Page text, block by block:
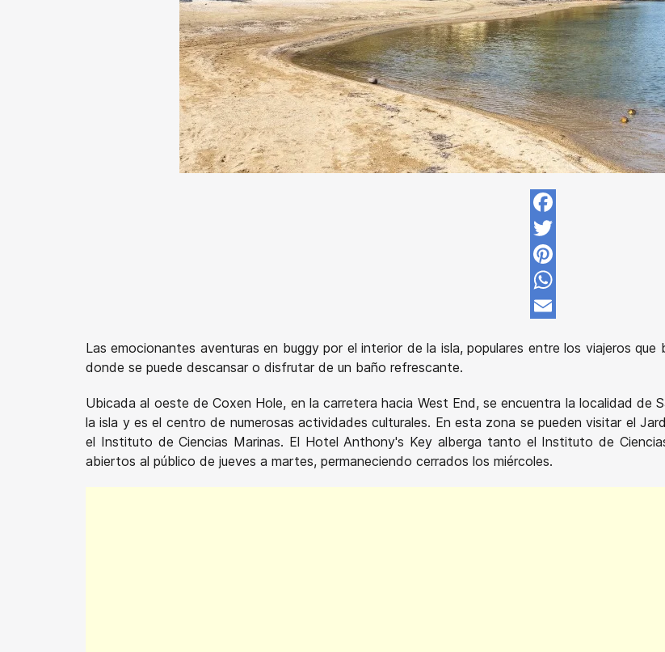
Facebook
Twitter
Pinterest
WhatsApp
Las emocionantes aventuras en buggy por el interior de la isla, populares entre los viajeros que
donde se puede descansar o disfrutar de un baño refrescante.
Ubicada al oeste de Coxen Hole, en la carretera hacia West End, se encuentra la localidad de
la isla y es el centro de numerosas actividades culturales. En esta zona se pueden visitar el
el Instituto de Ciencias Marinas. El Hotel Anthony's Key alberga tanto el Instituto de
abiertos al público de jueves a martes, permaneciendo cerrados los miércoles.